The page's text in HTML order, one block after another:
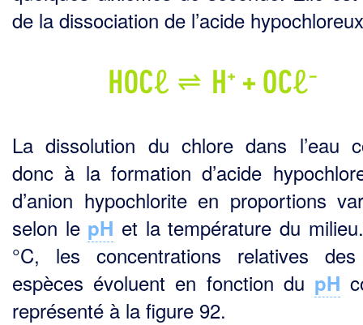
de la dissociation de l’acide
La dissolution du chlore dans l’eau
donc à la formation d’acide
d’anion hypochlo­rite en proportions
selon le pH et la température du
°C, les concentrations relatives
espèces évoluent en fonction du pH
représenté à la figure 92.